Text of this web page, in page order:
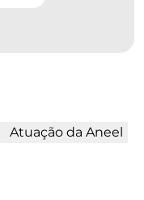
Atuação da Aneel